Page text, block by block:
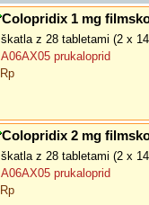
Colopridix 1 mg
škatla z 28 tabletami (2 x
A06AX05 prukaloprid
Rp
Colopridix 2 mg
škatla z 28 tabletami (2 x
A06AX05 prukaloprid
Rp